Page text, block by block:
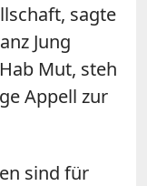
sagte
Jung
Mut, steh
Appell zur
sind für